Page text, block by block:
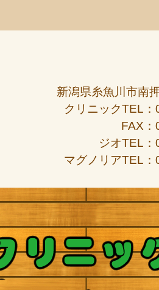
新潟県糸魚川市南
クリニックTEL
FAX
ジオTEL
マグノリアTEL